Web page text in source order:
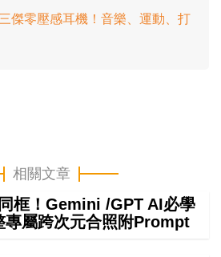
傑零壓感耳機！音樂、運動、打
相關文章
框！Gemini /GPT AI必學
專屬跨次元合照附Prompt